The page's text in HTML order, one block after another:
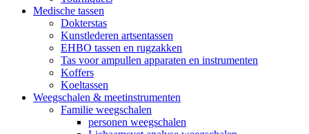
Medische tassen
Dokterstas
Kunstlederen artsentassen
EHBO tassen en rugzakken
Tas voor ampullen apparaten en instrumenten
Koffers
Koeltassen
Weegschalen & meetinstrumenten
Familie weegschalen
personen weegschalen